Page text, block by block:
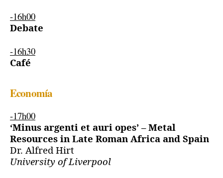
-16h00
Debate
-16h30
Café
Economía
-17h00
‘Minus argenti et auri opes’ – Metal
Resources in Late Roman Africa and Spain
Dr. Alfred Hirt
University of Liverpool